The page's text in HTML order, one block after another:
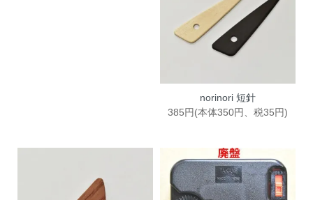
norinori 短針
385円(本体350円、税35円)